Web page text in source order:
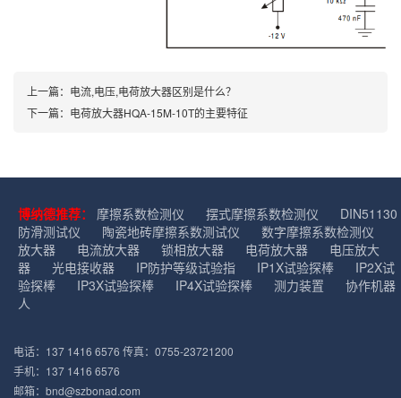
上一篇：电流,电压,电荷放大器区别是什么？
下一篇：电荷放大器HQA-15M-10T的主要特征
博纳德推荐： 摩擦系数检测仪 摆式摩擦系数检测仪
DIN51130
防滑测试仪
陶瓷地砖摩擦系数测试仪
数字摩擦系数检测仪
放大器
电流放大器 锁相放大器 电荷放大器
电压放大
器
光电接收器 IP防护等级试验指 IP1X试验探棒
IP2X试
验探棒
IP3X试验探棒 IP4X试验探棒 测力装置
协作机器
人
电话：137 1416 6576 传真：0755-23721200
手机：137 1416 6576
邮箱：bnd@szbonad.com